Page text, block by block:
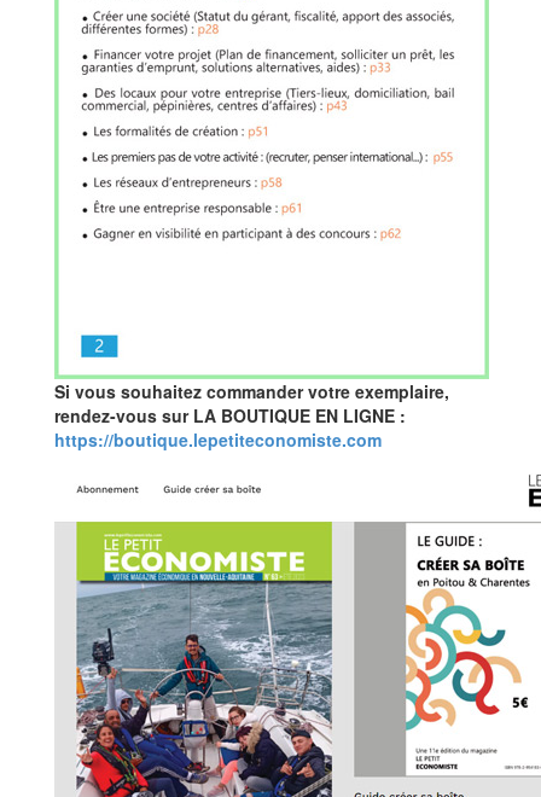
Si vous souhaitez commander votre exemplaire,
rendez-vous sur LA BOUTIQUE EN LIGNE :
https://boutique.lepetiteconomiste.com